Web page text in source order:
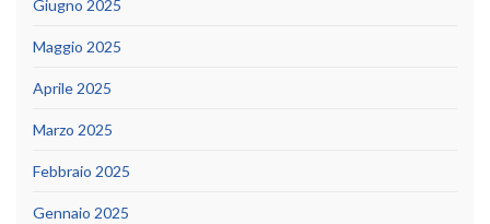
Giugno 2025
Maggio 2025
Aprile 2025
Marzo 2025
Febbraio 2025
Gennaio 2025